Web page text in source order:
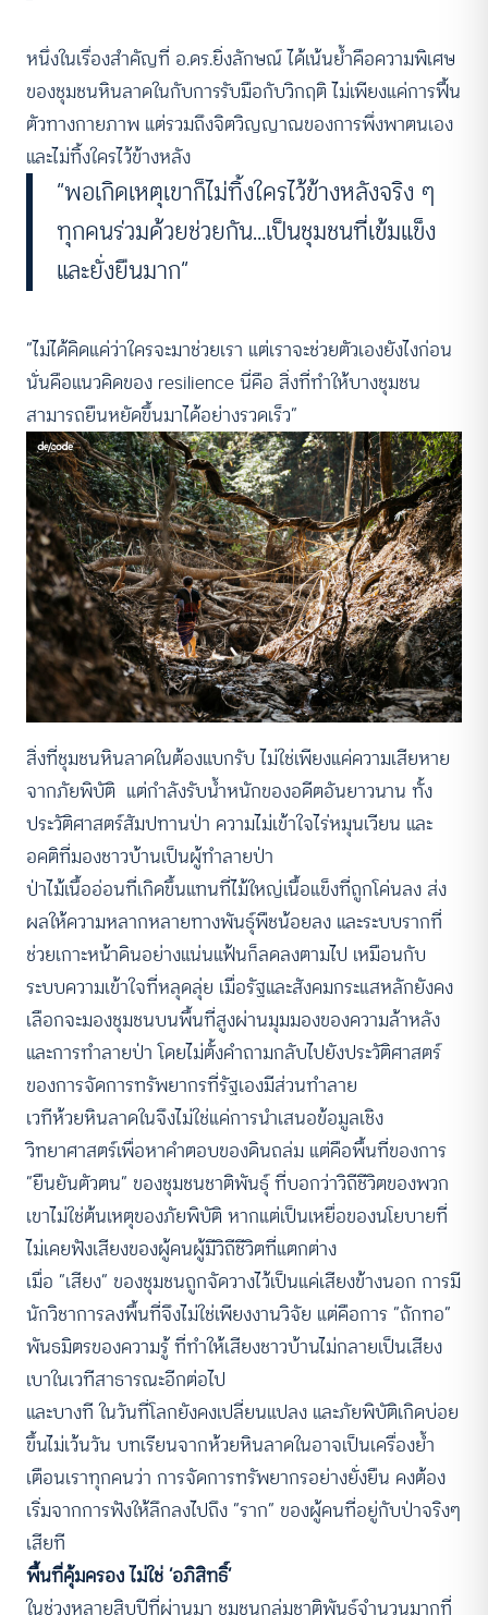
หนึ่งในเรื่องสำคัญที่ อ.ดร.ยิ่งลักษณ์ ได้เน้นย้ำคือความพิเศษ
ของชุมชนหินลาดในกับการรับมือกับวิกฤติ ไม่เพียงแค่การฟื้น
ตัวทางกายภาพ แต่รวมถึงจิตวิญญาณของการพึ่งพาตนเอง
และไม่ทิ้งใครไว้ข้างหลัง
“พอเกิดเหตุเขาก็ไม่ทิ้งใครไว้ข้างหลังจริง ๆ
ทุกคนร่วมด้วยช่วยกัน…เป็นชุมชนที่เข้มแข็ง
และยั่งยืนมาก”
“ไม่ได้คิดแค่ว่าใครจะมาช่วยเรา แต่เราจะช่วยตัวเองยังไงก่อน
นั่นคือแนวคิดของ resilience นี่คือ สิ่งที่ทำให้บางชุมชน
สามารถยืนหยัดขึ้นมาได้อย่างรวดเร็ว”
สิ่งที่ชุมชนหินลาดในต้องแบกรับ ไม่ใช่เพียงแค่ความเสียหาย
จากภัยพิบัติ แต่กำลังรับน้ำหนักของอดีตอันยาวนาน ทั้ง
ประวัติศาสตร์สัมปทานป่า ความไม่เข้าใจไร่หมุนเวียน และ
อคติที่มองชาวบ้านเป็นผู้ทำลายป่า
ป่าไม้เนื้ออ่อนที่เกิดขึ้นแทนที่ไม้ใหญ่เนื้อแข็งที่ถูกโค่นลง ส่ง
ผลให้ความหลากหลายทางพันธุ์พืชน้อยลง และระบบรากที่
ช่วยเกาะหน้าดินอย่างแน่นแฟ้นก็ลดลงตามไป เหมือนกับ
ระบบความเข้าใจที่หลุดลุ่ย เมื่อรัฐและสังคมกระแสหลักยังคง
เลือกจะมองชุมชนบนพื้นที่สูงผ่านมุมมองของความล้าหลัง
และการทำลายป่า โดยไม่ตั้งคำถามกลับไปยังประวัติศาสตร์
ของการจัดการทรัพยากรที่รัฐเองมีส่วนทำลาย
เวทีห้วยหินลาดในจึงไม่ใช่แค่การนำเสนอข้อมูลเชิง
วิทยาศาสตร์เพื่อหาคำตอบของดินถล่ม แต่คือพื้นที่ของการ
“ยืนยันตัวตน” ของชุมชนชาติพันธุ์ ที่บอกว่าวิถีชีวิตของพวก
เขาไม่ใช่ต้นเหตุของภัยพิบัติ หากแต่เป็นเหยื่อของนโยบายที่
ไม่เคยฟังเสียงของผู้คนผู้มีวิถีชีวิตที่แตกต่าง
เมื่อ “เสียง” ของชุมชนถูกจัดวางไว้เป็นแค่เสียงข้างนอก การมี
นักวิชาการลงพื้นที่จึงไม่ใช่เพียงงานวิจัย แต่คือการ “ถักทอ”
พันธมิตรของความรู้ ที่ทำให้เสียงชาวบ้านไม่กลายเป็นเสียง
เบาในเวทีสาธารณะอีกต่อไป
และบางที ในวันที่โลกยังคงเปลี่ยนแปลง และภัยพิบัติเกิดบ่อย
ขึ้นไม่เว้นวัน บทเรียนจากห้วยหินลาดในอาจเป็นเครื่องย้ำ
เตือนเราทุกคนว่า การจัดการทรัพยากรอย่างยั่งยืน คงต้อง
เริ่มจากการฟังให้ลึกลงไปถึง “ราก” ของผู้คนที่อยู่กับป่าจริงๆ
เสียที
พื้นที่คุ้มครอง ไม่ใช่ ‘อภิสิทธิ์’
ในช่วงหลายสิบปีที่ผ่านมา ชุมชนกลุ่มชาติพันธุ์จำนวนมากที่